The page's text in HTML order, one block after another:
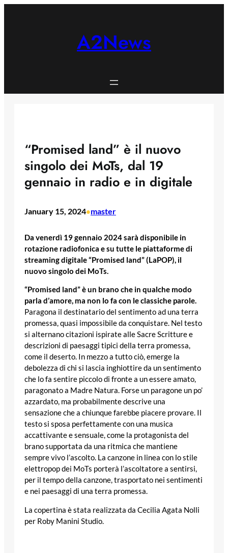
A2News
“Promised land” è il nuovo
singolo dei MoTs, dal 19
gennaio in radio e in digitale
January 15, 2024•master
Da venerdì 19 gennaio 2024 sarà disponibile in
rotazione radiofonica e su tutte le piattaforme di
streaming digitale “Promised land” (LaPOP), il
nuovo singolo dei MoTs.
“Promised land” è un brano che in qualche modo
parla d’amore, ma non lo fa con le classiche parole.
Paragona il destinatario del sentimento ad una terra
promessa, quasi impossibile da conquistare. Nel testo
si alternano citazioni ispirate alle Sacre Scritture e
descrizioni di paesaggi tipici della terra promessa,
come il deserto. In mezzo a tutto ciò, emerge la
debolezza di chi si lascia inghiottire da un sentimento
che lo fa sentire piccolo di fronte a un essere amato,
paragonato a Madre Natura. Forse un paragone un po’
azzardato, ma probabilmente descrive una
sensazione che a chiunque farebbe piacere provare. Il
testo si sposa perfettamente con una musica
accattivante e sensuale, come la protagonista del
brano supportata da una ritmica che mantiene
sempre vivo l’ascolto. La canzone in linea con lo stile
elettropop dei MoTs porterà l’ascoltatore a sentirsi,
per il tempo della canzone, trasportato nei sentimenti
e nei paesaggi di una terra promessa.
La copertina è stata realizzata da Cecilia Agata Nolli
per Roby Manini Studio.